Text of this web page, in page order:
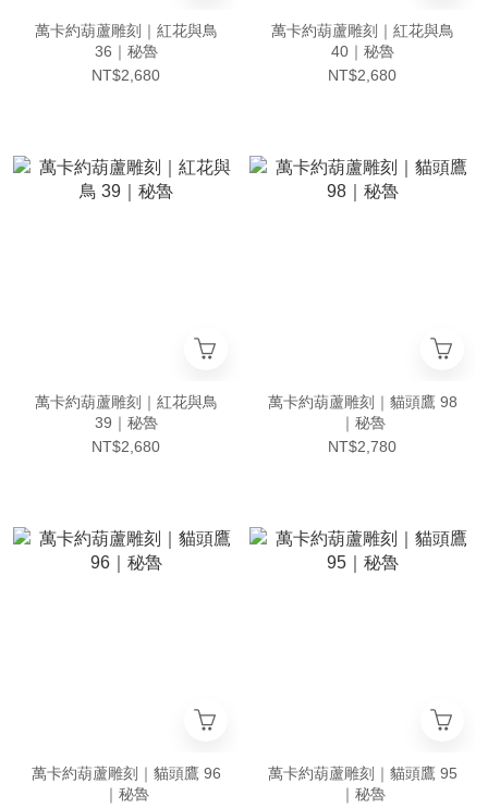
萬卡約葫蘆雕刻｜紅花與鳥
36｜秘魯
NT$2,680
萬卡約葫蘆雕刻｜紅花與鳥
40｜秘魯
NT$2,680
萬卡約葫蘆雕刻｜紅花與鳥
39｜秘魯
NT$2,680
萬卡約葫蘆雕刻｜貓頭鷹 98
｜秘魯
NT$2,780
萬卡約葫蘆雕刻｜貓頭鷹 96
｜秘魯
萬卡約葫蘆雕刻｜貓頭鷹 95
｜秘魯